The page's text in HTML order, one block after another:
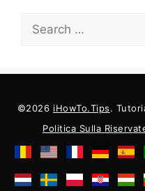
Cercare:
©2026 iHowTo.Tips.
Politica Sulla